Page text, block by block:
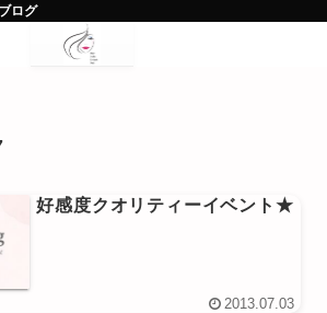
ログ
好感度クオリティーイベント★
2013.07.03